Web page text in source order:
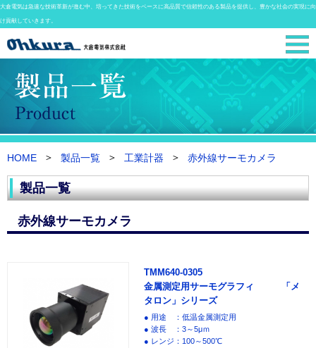
大倉電気は急速な技術革新が進む中、培ってきた技術をベースに高品質で信頼性のある製品を提供し、豊かな社会の実現に向
け貢献していきます。
HOME 製品一覧 工業計器 赤外線サーモカメラ
製品一覧
赤外線サーモカメラ
TMM640-0305
金属測定用サーモグラフィ 「メ
タロン」シリーズ
● 用途 ：低温金属測定用
● 波長 ：3～5μｍ
● レンジ：100～500℃